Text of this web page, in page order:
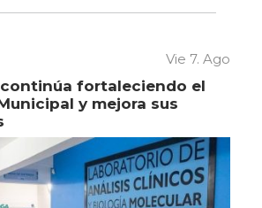
Vie 7. Ago
fortaleciendo el
y mejora sus